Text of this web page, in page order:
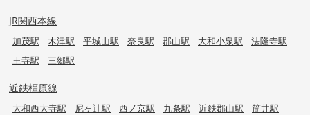
JR関西本線
加茂駅 木津駅 平城山駅 奈良駅 郡山駅 大和小泉駅
法隆寺駅
王寺駅
三郷駅
近鉄橿原線
大和西大寺駅 尼ヶ辻駅 西ノ京駅 九条駅 近鉄郡山駅
筒井駅